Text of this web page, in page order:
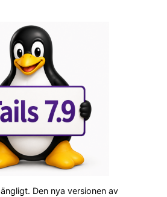
Den nya versionen av